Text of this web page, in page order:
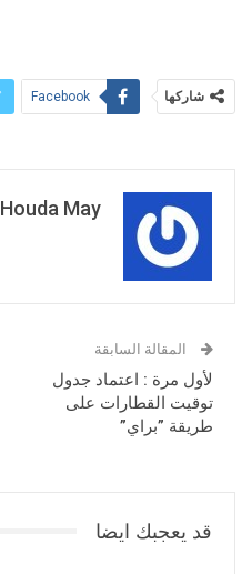
شاركها Facebook
Houda May
المقالة السابقة
لأول مرة : اعتماد جدول
توقيت القطارات على
طريقة ”براي”
قد يعجبك ايضا